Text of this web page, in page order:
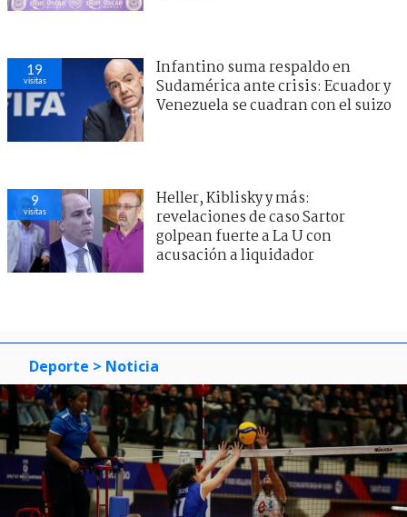
19
visitas
Con mega golazo de Zampedri:
Católica superó a Cobresal y toma
oxígeno antes de chocar con
8
visitas
"No puede suceder": Héctor Jona
tuvo consecuencias por polémico
encontrón con jugador de
Huachipato
Deporte > Noticia